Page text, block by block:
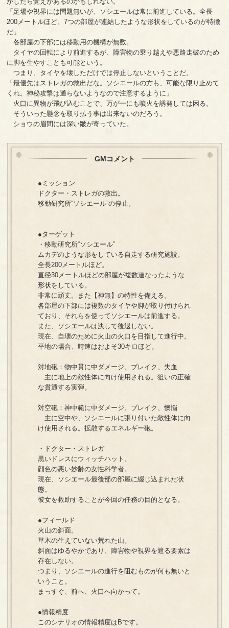
「足場や視界には問題無いが、ソシエールは常に前進している。全長
200メートルほど、7つの部屋が連結したような形状をしているのが特徴
だ」
各部屋の下部には移動用の機構が無数。
タイヤの回転により前進するが、障害物の乗り越えや悪路走破のため
に脚を生やすことも可能という。
つまり、タイヤを壊しただけでは停止しないということだ。
「最優先はストレガの救出だな。ソシエールの方も、可能な限り止めて
くれ。神秘攻撃は通らないようなので注意するように」
火口に異物が飛び込むことで、万が一にも噴火を誘発しては困る。
そういった懸念を取り払う事は出来ないのだろう。
ショウの眉間には深い皺が寄っていた。
GMコメント
●ミッション
ドクター・ストレガの救出。
移動研究所“ソシエール”の停止。
●ターゲット
・移動研究所“ソシエール”
ムカデのような形をしている自走する研究施設。
全長200メートルほど。
直径30メートルほどの部屋が複数連なったような
形状をしている。
非常に頑丈。また【神無】の特性を備える。
各部屋の下部には複数のタイヤや脚が取り付けられ
ており、それらを使ってソシエールは前進する。
また、ソシエールは決して後退しない。
現在、自壊のために火山の火口を目指して進行中。
平地の場合、時速はおよそ30キロほど。
対地砲：物中貫に中ダメージ、ブレイク、失血
主に地上の敵性体に向け使用される。狙いの正確
な貫通する実弾。
対空砲：神中範に中ダメージ、ブレイク、懊悩
主に空中や、ソシエールに張り付いた敵性体に向
け使用される。拡散するエネルギー砲。
・ドクター・ストレガ
黒いドレスにウィッチハット。
顔色の悪い妙齢の女性科学者。
現在、ソシエール最後部の部屋に綴じ込まれた状
態。
彼女を救助することが今回の任務の目的となる。
●フィールド
火山の斜面。
草木の生えていない荒れた山。
斜面はゆるやかであり、障害物や視界を遮る要素は
存在しない。
つまり、ソシエールの進行を阻むものが何も無いと
いうこと。
まっすぐ、前へ、火口へ向かって。
●情報精度
このシナリオの情報精度はBです。